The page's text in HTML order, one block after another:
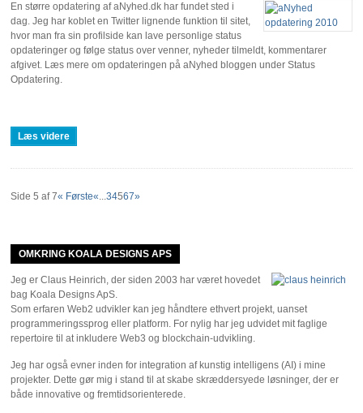
En større opdatering af aNyhed.dk har fundet sted i
dag. Jeg har koblet en Twitter lignende funktion til sitet,
hvor man fra sin profilside kan lave personlige status
opdateringer og følge status over venner, nyheder tilmeldt, kommentarer
afgivet. Læs mere om opdateringen på aNyhed bloggen under Status
Opdatering.
Læs videre
Side 5 af 7« Første«...34567»
OMKRING KOALA DESIGNS APS
Jeg er Claus Heinrich, der siden 2003 har været hovedet
bag Koala Designs ApS.
Som erfaren Web2 udvikler kan jeg håndtere ethvert projekt, uanset
programmeringssprog eller platform. For nylig har jeg udvidet mit faglige
repertoire til at inkludere Web3 og blockchain-udvikling.
Jeg har også evner inden for integration af kunstig intelligens (AI) i mine
projekter. Dette gør mig i stand til at skabe skræddersyede løsninger, der er
både innovative og fremtidsorienterede.